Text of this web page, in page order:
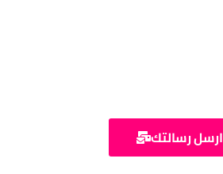
ارسل رسالتك